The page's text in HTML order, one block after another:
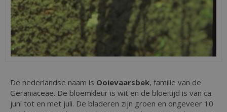
De nederlandse naam is Ooievaarsbek, familie van de
Geraniaceae. De bloemkleur is wit en de bloeitijd is van ca.
juni tot en met juli. De bladeren zijn groen en ongeveer 10